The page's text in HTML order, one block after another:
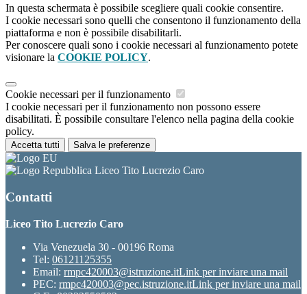
In questa schermata è possibile scegliere quali cookie consentire.
I cookie necessari sono quelli che consentono il funzionamento della
piattaforma e non è possibile disabilitarli.
Per conoscere quali sono i cookie necessari al funzionamento potete
visionare la COOKIE POLICY.
Cookie necessari per il funzionamento
I cookie necessari per il funzionamento non possono essere
disabilitati. È possibile consultare l'elenco nella pagina della cookie
policy.
Accetta tutti Salva le preferenze
Liceo Tito Lucrezio Caro
Contatti
Liceo Tito Lucrezio Caro
Via Venezuela 30 - 00196 Roma
Tel: 06121125355
Email: rmpc420003@istruzione.itLink per inviare una mail
PEC: rmpc420003@pec.istruzione.itLink per inviare una mail